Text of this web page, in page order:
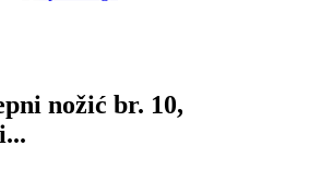
nožić br. 10,